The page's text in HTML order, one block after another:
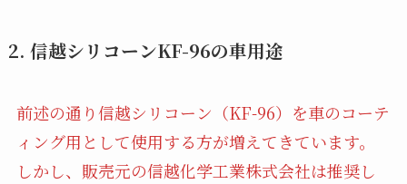
2. 信越シリコーンKF-96の車用途
前述の通り信越シリコーン（KF-96）を車のコーテ
ィング用として使用する方が増えてきています。
しかし、販売元の信越化学工業株式会社は推奨し